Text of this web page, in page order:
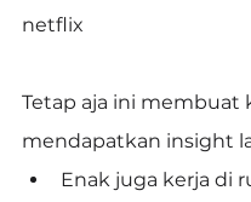
netflix
Tetap aja ini membuat
mendapatkan insight
Enak juga kerja di